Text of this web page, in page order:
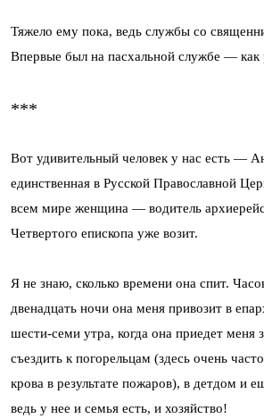
Тяжело ему пока, ведь службы со
Впервые был на пасхальной службе — как
***
Вот удивительный человек у нас есть —
единственная в Русской Православной
всем мире женщина — водитель
Четвертого епископа уже возит.
Я не знаю, сколько времени она спит.
двенадцать ночи она меня привозит в
шести-семи утра, когда она приедет меня
съездить к погорельцам (здесь очень
крова в результате пожаров), в детдом и
ведь у нее и семья есть, и хозяйство!